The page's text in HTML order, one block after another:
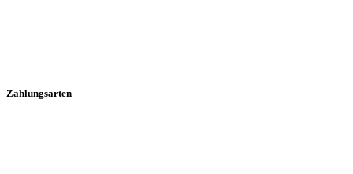
Zahlungsarten